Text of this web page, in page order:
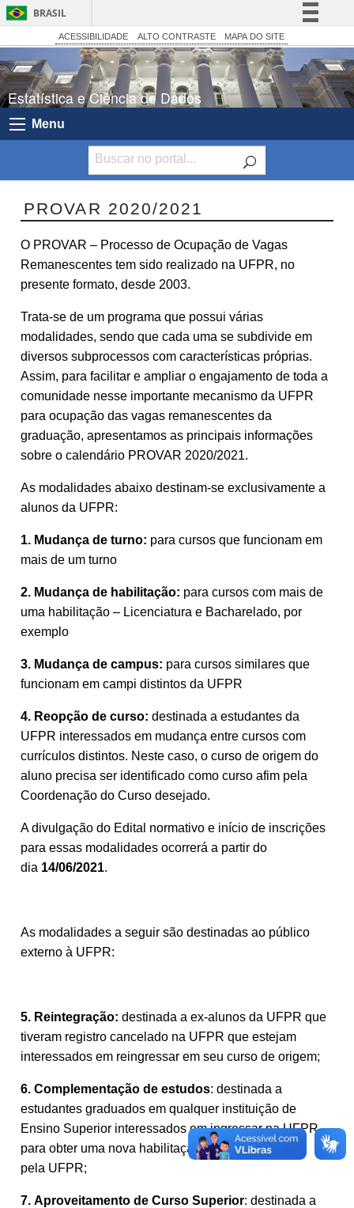
BRASIL
Simplifique!
Comunica BR
Participe
Acesso à informação
Canais
ACESSIBILIDADE ALTO CONTRASTE MAPA DO SITE
Estatística e Ciência de Dados
Menu
PROVAR 2020/2021
O PROVAR – Processo de Ocupação de Vagas
Remanescentes tem sido realizado na UFPR, no
presente formato, desde 2003.
Trata-se de um programa que possui várias
modalidades, sendo que cada uma se subdivide em
diversos subprocessos com características próprias.
Assim, para facilitar e ampliar o engajamento de toda a
comunidade nesse importante mecanismo da UFPR
para ocupação das vagas remanescentes da
graduação, apresentamos as principais informações
sobre o calendário PROVAR 2020/2021.
As modalidades abaixo destinam-se exclusivamente a
alunos da UFPR:
1. Mudança de turno: para cursos que funcionam em
mais de um turno
2. Mudança de habilitação: para cursos com mais de
uma habilitação – Licenciatura e Bacharelado, por
exemplo
3. Mudança de campus: para cursos similares que
funcionam em campi distintos da UFPR
4. Reopção de curso: destinada a estudantes da
UFPR interessados em mudança entre cursos com
currículos distintos. Neste caso, o curso de origem do
aluno precisa ser identificado como curso afim pela
Coordenação do Curso desejado.
A divulgação do Edital normativo e início de inscrições
para essas modalidades ocorrerá a partir do
dia 14/06/2021.
As modalidades a seguir são destinadas ao público
externo à UFPR:
5. Reintegração: destinada a ex-alunos da UFPR que
tiveram registro cancelado na UFPR que estejam
interessados em reingressar em seu curso de origem;
6. Complementação de estudos: destinada a
estudantes graduados em qualquer instituição de
Ensino Superior interessados em ingressar na UFPR,
para obter uma nova habilitação em curso ofertado
pela UFPR;
7. Aproveitamento de Curso Superior: destinada a